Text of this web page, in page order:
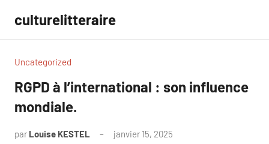
contenu
culturelitteraire
Uncategorized
RGPD à l’international : son influence
mondiale.
par Louise KESTEL janvier 15, 2025